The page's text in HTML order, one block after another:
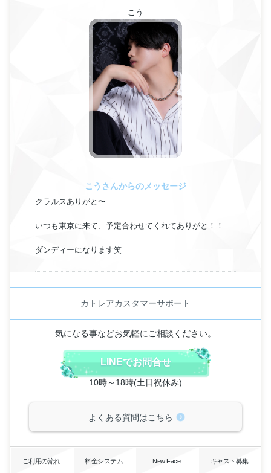
こう
こうさんからのメッセージ
クラルスありがと〜
いつも東京に来て、予定合わせてくれてありがと！！
ダンディーになります笑
カトレアカスタマーサポート
気になる事などお気軽にご相談ください。
LINEでお問合せ
10時～18時(土日祝休み)
よくある質問はこちら
ご利用の流れ 料金システム New Face キャスト募集